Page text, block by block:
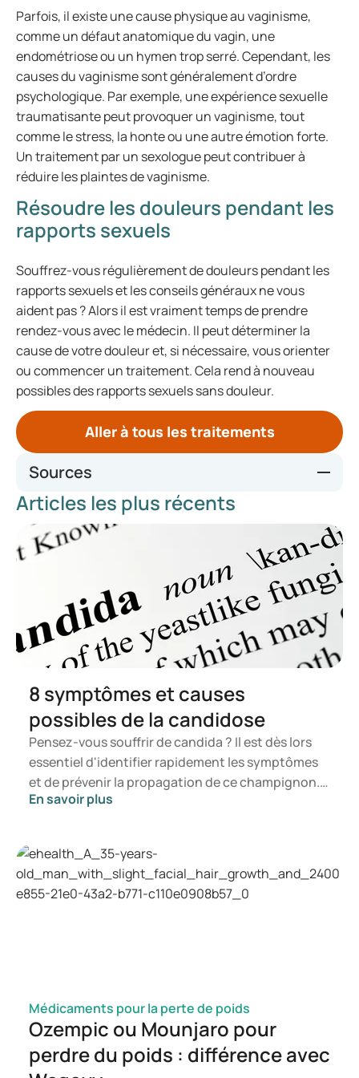
Parfois, il existe une cause physique au vaginisme,
comme un défaut anatomique du vagin, une
endométriose ou un hymen trop serré. Cependant, les
causes du vaginisme sont généralement d’ordre
psychologique. Par exemple, une expérience sexuelle
traumatisante peut provoquer un vaginisme, tout
comme le stress, la honte ou une autre émotion forte.
Un traitement par un sexologue peut contribuer à
réduire les plaintes de vaginisme.
Résoudre les douleurs pendant les
rapports sexuels
Souffrez-vous régulièrement de douleurs pendant les
rapports sexuels et les conseils généraux ne vous
aident pas ? Alors il est vraiment temps de prendre
rendez-vous avec le médecin. Il peut déterminer la
cause de votre douleur et, si nécessaire, vous orienter
ou commencer un traitement. Cela rend à nouveau
possibles des rapports sexuels sans douleur.
Aller à tous les traitements
Sources
Thuisarts.nl, Vaginismus.nl
Articles les plus récents
8 symptômes et causes
possibles de la candidose
Pensez-vous souffrir de candida ? Il est dès lors
essentiel d'identifier rapidement les symptômes
et de prévenir la propagation de ce champignon.
Dans cet article, vous découvrirez ce qu'est le
développement d'une infection à candida. Vous
saurez ainsi à quel moment il est opportun de
consulter un professionnel de la santé.
En savoir plus
Médicaments pour la perte de poids
Ozempic ou Mounjaro pour
perdre du poids : différence avec